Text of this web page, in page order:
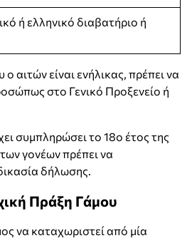
ή ελληνικό διαβατήριο ή
αιτών είναι ενήλικας, πρέπει να
στο Γενικό Προξενείο ή
συμπληρώσει το 18ο έτος της
γονέων πρέπει να
δήλωσης.
Πράξη Γάμου
να καταχωριστεί από μία